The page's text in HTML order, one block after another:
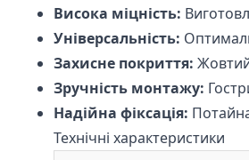
Висока міцність:
Універсальність:
Захисне покриття:
Зручність монтажу:
Надійна фіксація:
Технічні характеристики